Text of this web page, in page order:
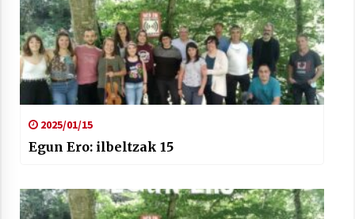
2025/01/15
Egun Ero: ilbeltzak 15